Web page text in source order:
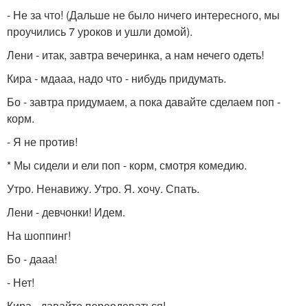
- Не за что! (Дальше не было ничего интересного, мы
проучились 7 уроков и ушли домой).
Лени - итак, завтра вечеринка, а нам нечего одеть!
Кира - мдааа, надо что - нибудь придумать.
Бо - завтра придумаем, а пока давайте сделаем поп -
корм.
- Я не против!
* Мы сидели и ели поп - корм, смотря комедию.
Утро. Ненавижу. Утро. Я. хочу. Спать.
Лени - девчонки! Идем.
На шоппинг!
Бо - дааа!
- Нет!